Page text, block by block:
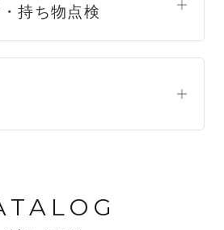
持ち物点検
が見つかるまで、何着でも
ジュが、振袖に合う小物や